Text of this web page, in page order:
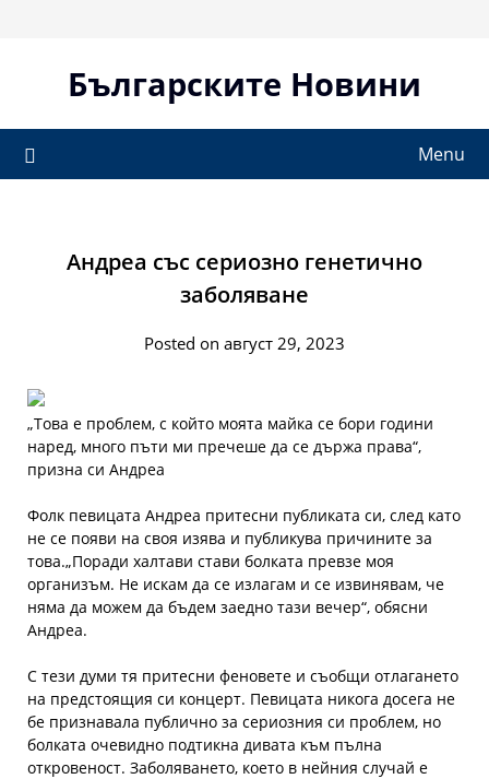
Българските Новини
Menu
Андреа със сериозно генетично
заболяване
Posted on август 29, 2023
„Това е проблем, с който моята майка се бори години
наред, много пъти ми пречеше да се държа права“,
призна си Андреа
Фолк певицата Андреа притесни публиката си, след като
не се появи на своя изява и публикува причините за
това.„Поради халтави стави болката превзе моя
организъм. Не искам да се излагам и се извинявам, че
няма да можем да бъдем заедно тази вечер“, обясни
Андреа.
С тези думи тя притесни феновете и съобщи отлагането
на предстоящия си концерт. Певицата никога досега не
бе признавала публично за сериозния си проблем, но
болката очевидно подтикна дивата към пълна
откровеност. Заболяването, което в нейния случай е